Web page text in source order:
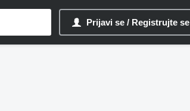
Prijavi se / Registrujte se